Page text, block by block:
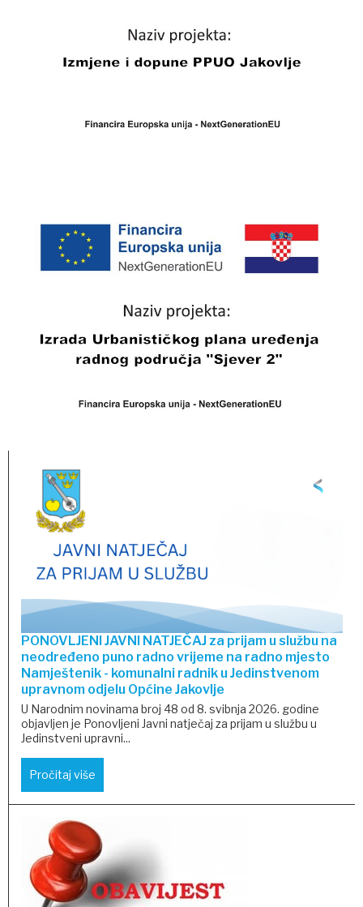
PONOVLJENI JAVNI NATJEČAJ za prijam u službu na
neodređeno puno radno vrijeme na radno mjesto
Namještenik - komunalni radnik u Jedinstvenom
upravnom odjelu Općine Jakovlje
U Narodnim novinama broj 48 od 8. svibnja 2026. godine
objavljen je Ponovljeni Javni natječaj za prijam u službu u
Jedinstveni upravni...
Pročitaj više